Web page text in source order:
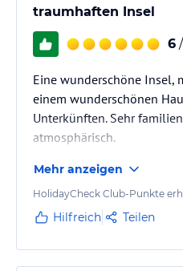
traumhaften Insel
6
Eine wunderschöne Insel,
einem wunderschönen
Unterkünften. Sehr
atmosphärisch.
Mehr anzeigen
HolidayCheck Club-Punkte
Hilfreich Teilen